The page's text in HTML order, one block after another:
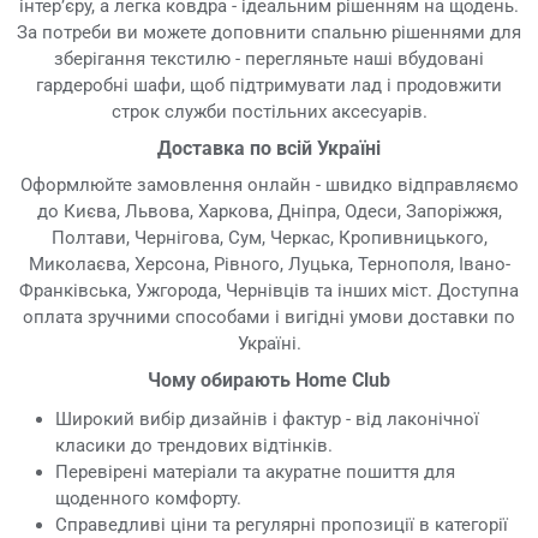
інтер’єру, а легка ковдра - ідеальним рішенням на щодень.
За потреби ви можете доповнити спальню рішеннями для
зберігання текстилю - перегляньте наші вбудовані
гардеробні шафи, щоб підтримувати лад і продовжити
строк служби постільних аксесуарів.
Доставка по всій Україні
Оформлюйте замовлення онлайн - швидко відправляємо
до Києва, Львова, Харкова, Дніпра, Одеси, Запоріжжя,
Полтави, Чернігова, Сум, Черкас, Кропивницького,
Миколаєва, Херсона, Рівного, Луцька, Тернополя, Івано-
Франківська, Ужгорода, Чернівців та інших міст. Доступна
оплата зручними способами і вигідні умови доставки по
Україні.
Чому обирають Home Club
Широкий вибір дизайнів і фактур - від лаконічної
класики до трендових відтінків.
Перевірені матеріали та акуратне пошиття для
щоденного комфорту.
Справедливі ціни та регулярні пропозиції в категорії